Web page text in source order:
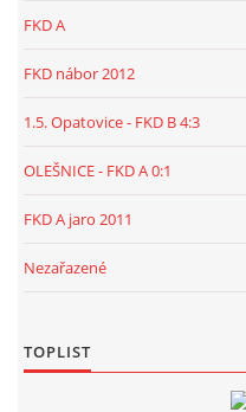
FKD A
FKD nábor 2012
1.5. Opatovice - FKD B 4:3
OLEŠNICE - FKD A 0:1
FKD A jaro 2011
Nezařazené
TOPLIST